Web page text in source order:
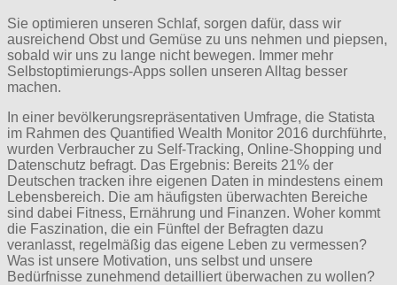
Sie optimieren unseren Schlaf, sorgen dafür, dass wir
ausreichend Obst und Gemüse zu uns nehmen und piepsen,
sobald wir uns zu lange nicht bewegen. Immer mehr
Selbstoptimierungs-Apps sollen unseren Alltag besser
machen.
In einer bevölkerungsrepräsentativen Umfrage, die Statista
im Rahmen des Quantified Wealth Monitor 2016 durchführte,
wurden Verbraucher zu Self-Tracking, Online-Shopping und
Datenschutz befragt. Das Ergebnis: Bereits 21% der
Deutschen tracken ihre eigenen Daten in mindestens einem
Lebensbereich. Die am häufigsten überwachten Bereiche
sind dabei Fitness, Ernährung und Finanzen. Woher kommt
die Faszination, die ein Fünftel der Befragten dazu
veranlasst, regelmäßig das eigene Leben zu vermessen?
Was ist unsere Motivation, uns selbst und unsere
Bedürfnisse zunehmend detailliert überwachen zu wollen?